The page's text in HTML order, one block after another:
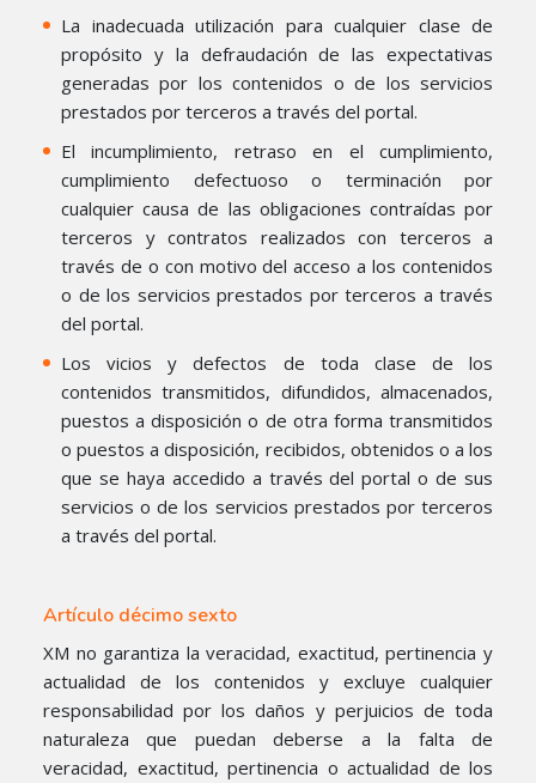
La inadecuada utilización para cualquier clase de
propósito y la defraudación de las expectativas
generadas por los contenidos o de los servicios
prestados por terceros a través del portal.
El incumplimiento, retraso en el cumplimiento,
cumplimiento defectuoso o terminación por
cualquier causa de las obligaciones contraídas por
terceros y contratos realizados con terceros a
través de o con motivo del acceso a los contenidos
o de los servicios prestados por terceros a través
del portal.
Los vicios y defectos de toda clase de los
contenidos transmitidos, difundidos, almacenados,
puestos a disposición o de otra forma transmitidos
o puestos a disposición, recibidos, obtenidos o a los
que se haya accedido a través del portal o de sus
servicios o de los servicios prestados por terceros
a través del portal.
Artículo décimo sexto
XM no garantiza la veracidad, exactitud, pertinencia y
actualidad de los contenidos y excluye cualquier
responsabilidad por los daños y perjuicios de toda
naturaleza que puedan deberse a la falta de
veracidad, exactitud, pertinencia o actualidad de los